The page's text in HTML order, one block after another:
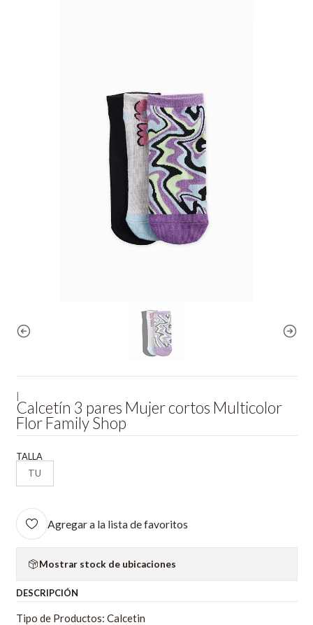
Calcetín 3 pares Mujer cortos Multicolor
Flor Family Shop
TALLA
TU
Agregar a la lista de favoritos
Mostrar stock de ubicaciones
DESCRIPCIÓN
Tipo de Productos: Calcetin